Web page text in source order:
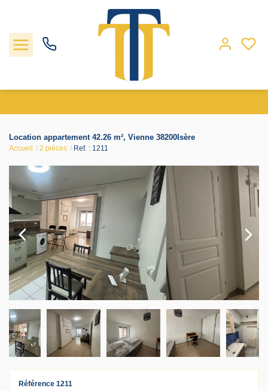
Gestion
Nos agences
Estimation
Contact
Accès clients
Location appartement 42.26 m², Vienne 38200Isère
Accueil 2 pièces Ref. : 1211
Référence 1211